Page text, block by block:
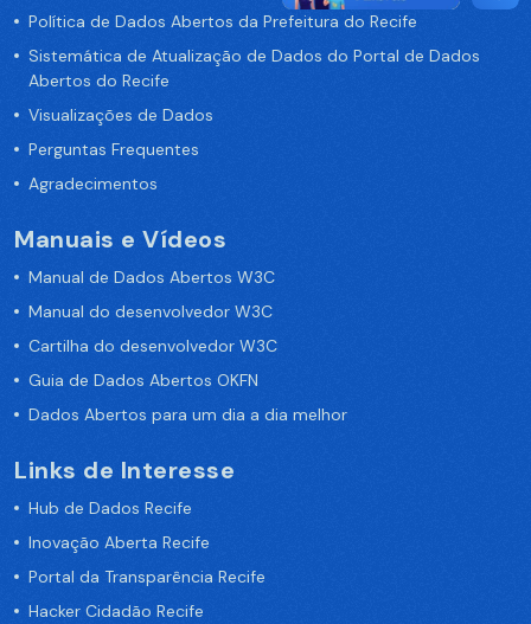
Política de Dados Abertos da Prefeitura do Recife
Sistemática de Atualização de Dados do Portal de Dados
Abertos do Recife
Visualizações de Dados
Perguntas Frequentes
Agradecimentos
Manuais e Vídeos
Manual de Dados Abertos W3C
Manual do desenvolvedor W3C
Cartilha do desenvolvedor W3C
Guia de Dados Abertos OKFN
Dados Abertos para um dia a dia melhor
Links de Interesse
Hub de Dados Recife
Inovação Aberta Recife
Portal da Transparência Recife
Hacker Cidadão Recife